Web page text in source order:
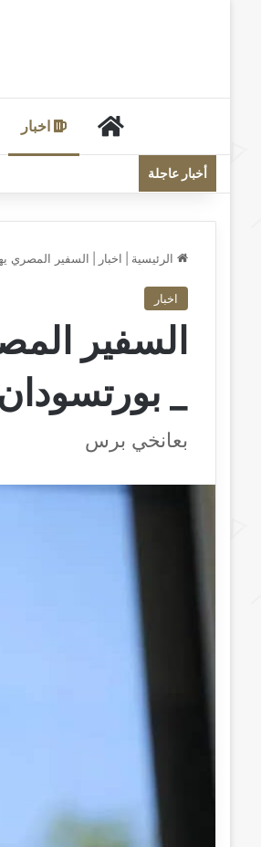
الرئيسيةاخبار
أخبار عاجلة
الرئيسية اخبار السفير المصري
اخبار
السفير
_
بعانخي برس